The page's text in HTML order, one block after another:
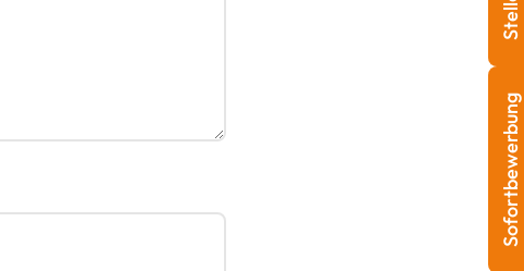
Sofortbewerbung